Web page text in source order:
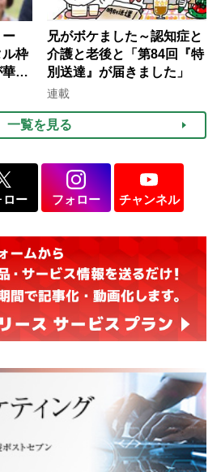
ー
枠
や
分
兄がボケました～認知症と
介護と老後と「第84回『特
別送達』が届きました」
連載
一覧を見る
ロー フォロー チャンネル